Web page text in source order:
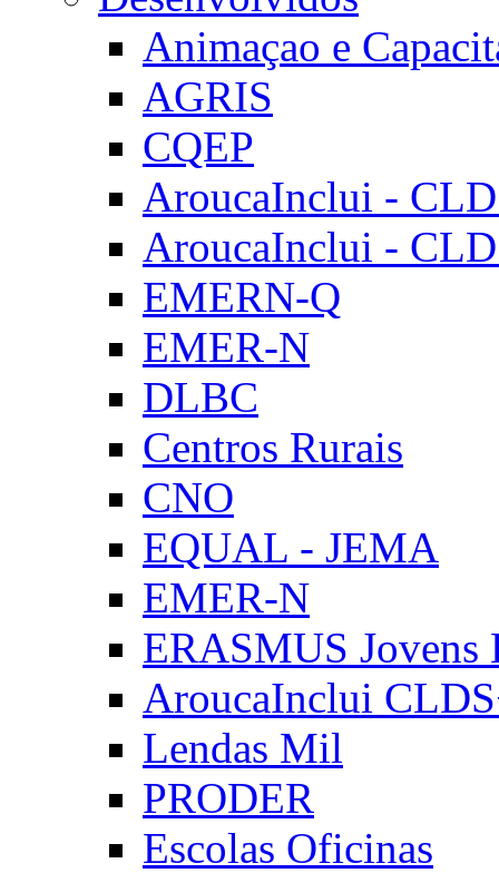
Animaçao e
AGRIS
CQEP
AroucaInclui -
AroucaInclui -
EMERN-Q
EMER-N
DLBC
Centros Rurais
CNO
EQUAL - JEMA
EMER-N
ERASMUS Jovens
AroucaInclui
Lendas Mil
PRODER
Escolas Oficinas